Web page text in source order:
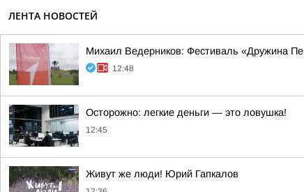
ЛЕНТА НОВОСТЕЙ
Михаил Ведерников: Фестиваль «Дружина
12:48
Осторожно: легкие деньги — это ловушка!
12:45
Живут же люди! Юрий Гапкалов